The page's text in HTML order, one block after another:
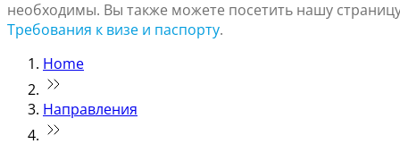
необходимы. Вы также можете посетить нашу
Требования к визе и паспорту.
Home
Направления